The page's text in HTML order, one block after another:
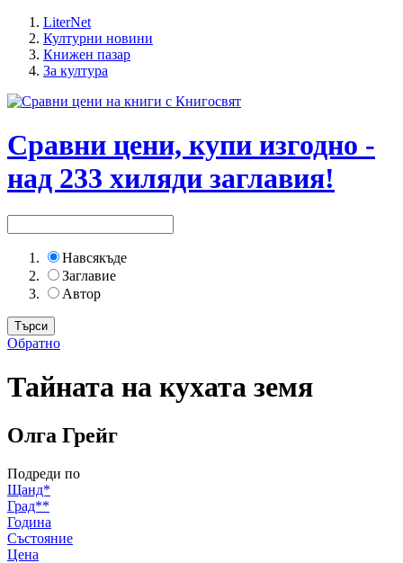
LiterNet
Културни новини
Книжен пазар
За култура
Сравни цени, купи изгодно -
над 233 хиляди заглавия!
Навсякъде
Заглавие
Автор
Обратно
Тайната на кухата земя
Олга Грейг
Подреди по
Щанд*
Град**
Година
Състояние
Цена